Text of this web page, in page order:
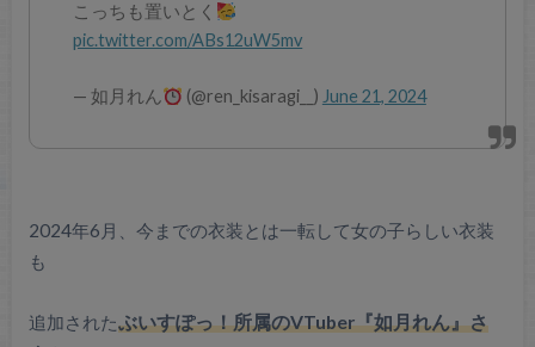
こっちも置いとく
pic.twitter.com/ABs12uW5mv
— 如月れん (@ren_kisaragi__) June 21, 2024
2024年6月、今までの衣装とは一転して女の子らしい衣装
も
追加されたぶいすぽっ！所属のVTuber『如月れん』さ